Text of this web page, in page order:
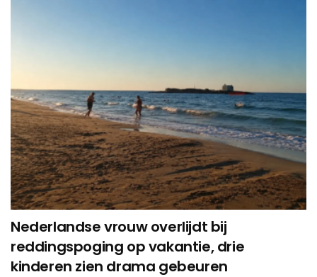
Nederlandse vrouw overlijdt bij
reddingspoging op vakantie, drie
kinderen zien drama gebeuren